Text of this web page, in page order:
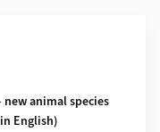
new animal species
English)